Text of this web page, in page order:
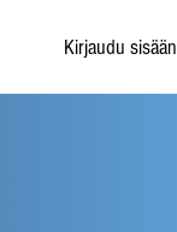
Kirjaudu sisään